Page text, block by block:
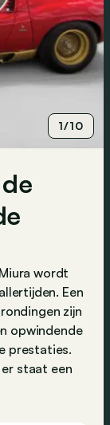
1/10
wordt
Een
zijn
opwindende
prestaties.
staat een